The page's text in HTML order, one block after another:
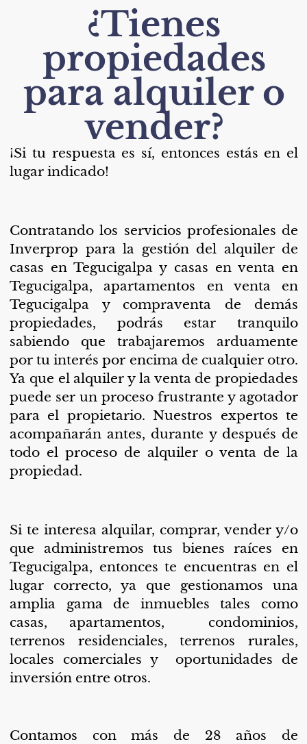
¿Tienes
propiedades
para alquiler o
vender?
¡Si tu respuesta es sí, entonces estás en el
lugar indicado!
Contratando los servicios profesionales de
Inverprop para la gestión del alquiler de
casas en Tegucigalpa y casas en venta en
Tegucigalpa, apartamentos en venta en
Tegucigalpa y compraventa de demás
propiedades, podrás estar tranquilo
sabiendo que trabajaremos arduamente
por tu interés por encima de cualquier otro.
Ya que el alquiler y la venta de propiedades
puede ser un proceso frustrante y agotador
para el propietario. Nuestros expertos te
acompañarán antes, durante y después de
todo el proceso de alquiler o venta de la
propiedad.
Si te interesa alquilar, comprar, vender y/o
que administremos tus bienes raíces en
Tegucigalpa, entonces te encuentras en el
lugar correcto, ya que gestionamos una
amplia gama de inmuebles tales como
casas, apartamentos, condominios,
terrenos residenciales, terrenos rurales,
locales comerciales y oportunidades de
inversión entre otros.
Contamos con más de 28 años de